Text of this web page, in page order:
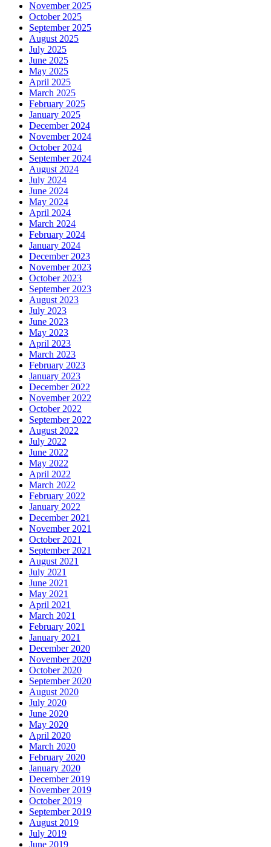
November 2025
October 2025
September 2025
August 2025
July 2025
June 2025
May 2025
April 2025
March 2025
February 2025
January 2025
December 2024
November 2024
October 2024
September 2024
August 2024
July 2024
June 2024
May 2024
April 2024
March 2024
February 2024
January 2024
December 2023
November 2023
October 2023
September 2023
August 2023
July 2023
June 2023
May 2023
April 2023
March 2023
February 2023
January 2023
December 2022
November 2022
October 2022
September 2022
August 2022
July 2022
June 2022
May 2022
April 2022
March 2022
February 2022
January 2022
December 2021
November 2021
October 2021
September 2021
August 2021
July 2021
June 2021
May 2021
April 2021
March 2021
February 2021
January 2021
December 2020
November 2020
October 2020
September 2020
August 2020
July 2020
June 2020
May 2020
April 2020
March 2020
February 2020
January 2020
December 2019
November 2019
October 2019
September 2019
August 2019
July 2019
June 2019